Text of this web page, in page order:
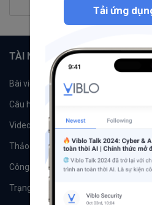
TÀI NGUYÊN
Bài viết
Câu hỏi
Videos
Thảo luận Đề
Công cụ
Trạng thái hệ thống
Tải ứng